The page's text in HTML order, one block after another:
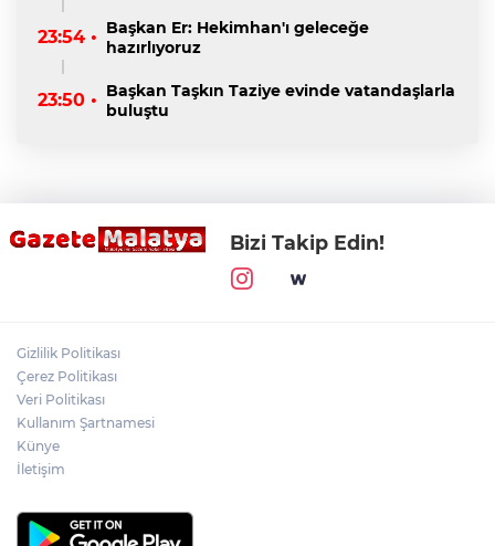
23:54 • Başkan Er: Hekimhan'ı geleceğe
hazırlıyoruz
23:50 • Başkan Taşkın Taziye evinde vatandaşlarla
buluştu
Bizi Takip Edin!
Gizlilik Politikası
Çerez Politikası
Veri Politikası
Kullanım Şartnamesi
Künye
İletişim